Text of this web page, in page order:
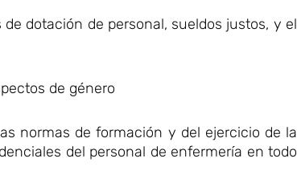
dotación de personal, sueldos justos, y el
de género
normas de formación y del ejercicio de la
del personal de enfermería en todo